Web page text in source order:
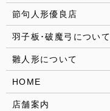
節句人形優良店
羽子板･破魔弓について
雛人形について
HOME
店舗案内